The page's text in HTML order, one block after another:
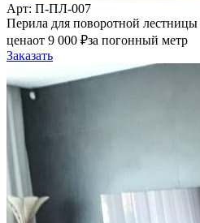
Арт: П-ПЛ-007
Перила для поворотной
ценаот 9 000 ₽за погонный метр
Заказать